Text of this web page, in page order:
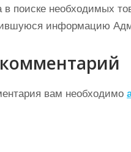
в поиске необходимых
информацию
вам необходимо